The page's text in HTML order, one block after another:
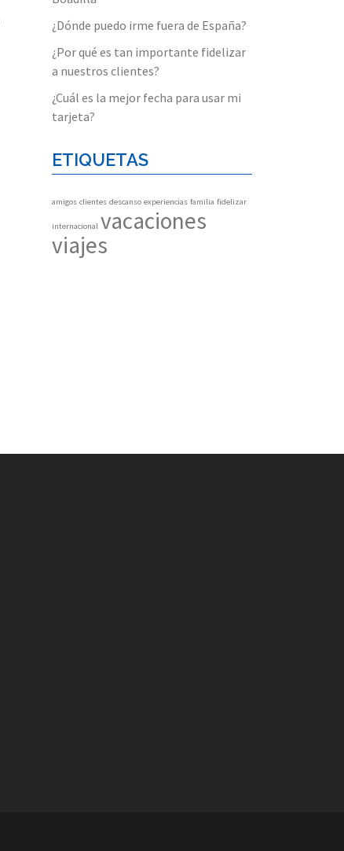
¿Dónde puedo irme fuera de España?
¿Por qué es tan importante fidelizar
a nuestros clientes?
¿Cuál es la mejor fecha para usar mi
tarjeta?
ETIQUETAS
amigos clientes descanso experiencias familia fidelizar
internacional vacaciones
viajes